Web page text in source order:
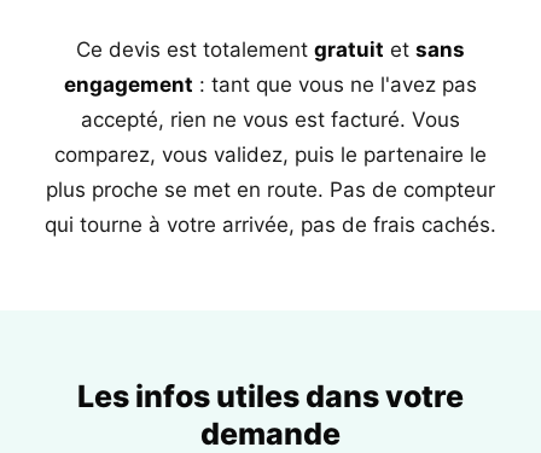
Ce devis est totalement gratuit et sans
engagement : tant que vous ne l'avez pas
accepté, rien ne vous est facturé. Vous
comparez, vous validez, puis le partenaire le
plus proche se met en route. Pas de compteur
qui tourne à votre arrivée, pas de frais cachés.
Les infos utiles dans votre
demande